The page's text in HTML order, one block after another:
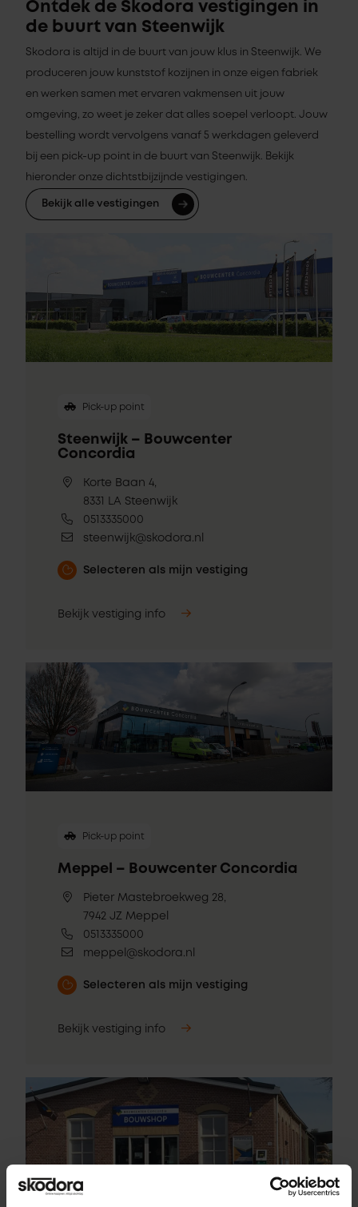
Ontdek de Skodora vestigingen in
de buurt van Steenwijk
Skodora is altijd in de buurt van jouw klus in Steenwijk. We
produceren jouw kunststof kozijnen in onze eigen fabriek
en werken samen met ervaren vakmensen uit jouw
omgeving, zo weet je zeker dat alles soepel verloopt. Jouw
bestelling wordt vervolgens vanaf 5 werkdagen geleverd
bij een pick-up point in de buurt van Steenwijk. Bekijk
hieronder onze dichtstbijzijnde vestigingen.
Bekijk alle vestigingen
Pick-up point
Steenwijk – Bouwcenter
Concordia
Korte Baan 4,
8331 LA Steenwijk
0513335000
steenwijk@skodora.nl
Selecteren als mijn vestiging
Bekijk vestiging info
Pick-up point
Meppel – Bouwcenter Concordia
Pieter Mastebroekweg 28,
7942 JZ Meppel
0513335000
meppel@skodora.nl
Selecteren als mijn vestiging
Bekijk vestiging info